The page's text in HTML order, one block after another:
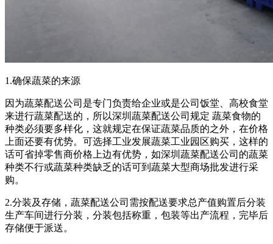
1.确保蔬菜的来源
因为蔬菜配送公司是专门负责给企业或是公司饭堂、高校食堂
来进行蔬菜配送的，所以深圳蔬菜配送公司规定 蔬菜食物的
种类必须要多样化，这就规定在保证蔬菜品质的之外，在价格
上面还要有优势。可选择工业发展蔬菜工业园区购买，这样的
话可省掉零售商价格上边有优势，如深圳蔬菜配送公司的蔬菜
种类不行或蔬菜种类缺乏的话可到蔬菜大型商场批发进行采
购。
2.分装及存储，蔬菜配送公司需按配送要求总产值购置后分装
生产车间进行分装，分装包括称重，包装等出产流程，完毕后
存储便于派送。